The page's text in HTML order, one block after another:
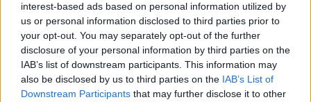
interest-based ads based on personal information utilized by
us or personal information disclosed to third parties prior to
your opt-out. You may separately opt-out of the further
disclosure of your personal information by third parties on the
IAB’s list of downstream participants. This information may
also be disclosed by us to third parties on the IAB’s List of
Downstream Participants that may further disclose it to other
MOEDAS CRIPTOGRÁFICAS